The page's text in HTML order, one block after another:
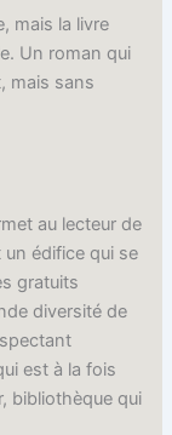
mais la livre
Un roman qui
mais sans
au lecteur de
un édifice qui se
gratuits
diversité de
est à la fois
bibliothèque qui